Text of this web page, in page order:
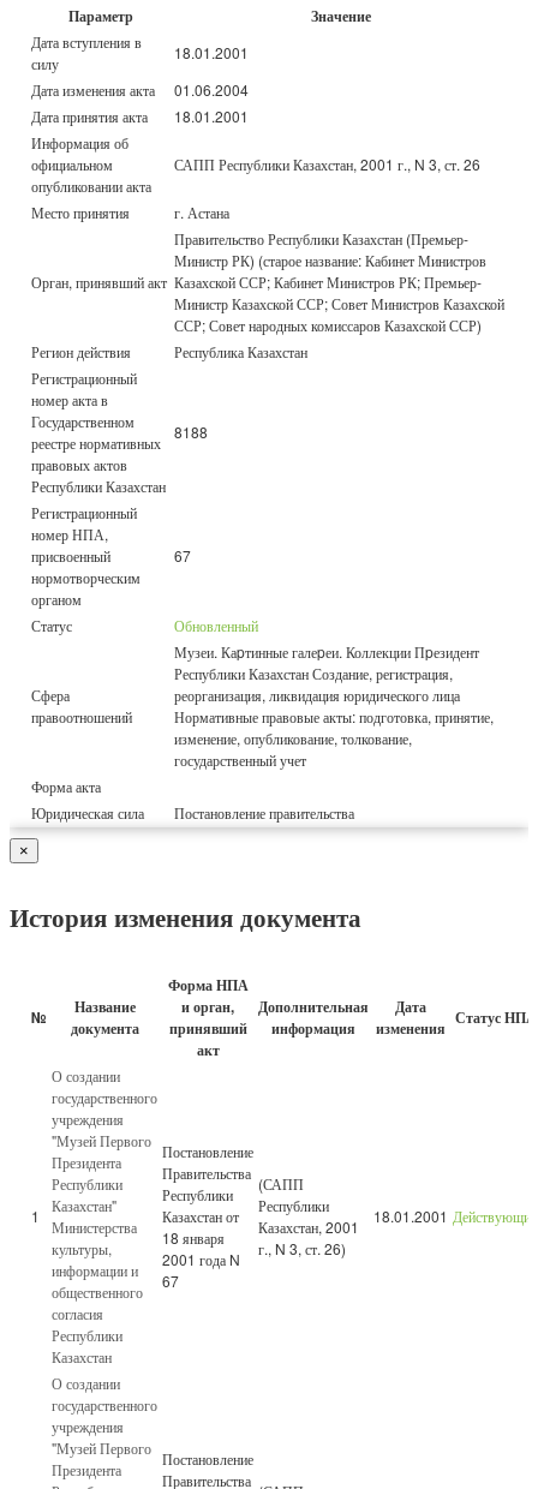
Параметр Значение
Дата вступления в
силу
18.01.2001
Дата изменения акта
01.06.2004
Дата принятия акта
18.01.2001
Информация об
официальном
опубликовании акта
САПП Республики Казахстан, 2001 г., N 3, ст. 26
Место принятия г. Астана
Орган, принявший акт
Правительство Республики Казахстан (Премьер-
Министр РК) (старое название: Кабинет Министров
Казахской ССР; Кабинет Министров РК; Премьер-
Министр Казахской ССР; Совет Министров Казахской
ССР; Совет народных комиссаров Казахской ССР)
Регион действия
Республика Казахстан
Регистрационный
номер акта в
Государственном
реестре нормативных
правовых актов
Республики Казахстан
8188
Регистрационный
номер НПА,
присвоенный
нормотворческим
органом
67
Статус Обновленный
Сфера
правоотношений
Музеи. Каpтинные галеpеи. Коллекции Пpезидент
Республики Казахстан Создание, регистрация,
реорганизация, ликвидация юридического лица
Нормативные правовые акты: подготовка, принятие,
изменение, опубликование, толкование,
государственный учет
Форма акта
Юридическая сила
Постановление правительства
×
История изменения документа
№
Название
документа
Форма НПА
и орган,
принявший
акт
Дополнительная
информация
Дата
изменения Статус НПА
1
О создании
государственного
учреждения
"Музей Первого
Президента
Республики
Казахстан"
Министерства
культуры,
информации и
общественного
согласия
Республики
Казахстан
Постановление
Правительства
Республики
Казахстан от
18 января
2001 года N
67
(САПП
Республики
Казахстан, 2001
г., N 3, ст. 26)
18.01.2001 Действующий
О создании
государственного
учреждения
"Музей Первого
Президента
Постановление
Правительства